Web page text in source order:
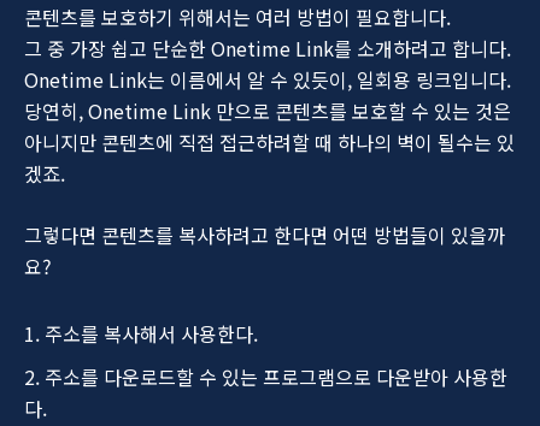
콘텐츠를 보호하기 위해서는 여러 방법이 필요합니다.
그 중 가장 쉽고 단순한 Onetime Link를 소개하려고 합니다.
Onetime Link는 이름에서 알 수 있듯이, 일회용 링크입니다.
당연히, Onetime Link 만으로 콘텐츠를 보호할 수 있는 것은
아니지만 콘텐츠에 직접 접근하려할 때 하나의 벽이 될수는 있
겠죠.
그렇다면 콘텐츠를 복사하려고 한다면 어떤 방법들이 있을까
요?
주소를 복사해서 사용한다.
주소를 다운로드할 수 있는 프로그램으로 다운받아 사용한
다.